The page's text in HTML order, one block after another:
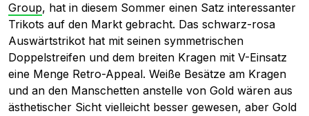
Group, hat in diesem Sommer einen Satz interessanter
Trikots auf den Markt gebracht. Das schwarz-rosa
Auswärtstrikot hat mit seinen symmetrischen
Doppelstreifen und dem breiten Kragen mit V-Einsatz
eine Menge Retro-Appeal. Weiße Besätze am Kragen
und an den Manschetten anstelle von Gold wären aus
ästhetischer Sicht vielleicht besser gewesen, aber Gold